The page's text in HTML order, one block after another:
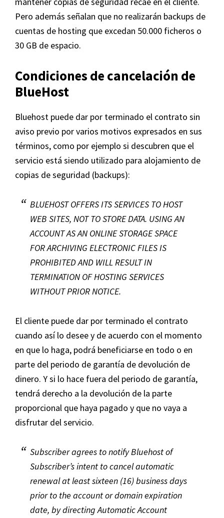
Pero además señalan que no realizarán backups de
cuentas de hosting que excedan 50.000 ficheros o
30 GB de espacio.
Condiciones de cancelación de
BlueHost
Bluehost puede dar por terminado el contrato sin
aviso previo por varios motivos expresados en sus
términos, como por ejemplo si descubren que el
servicio está siendo utilizado para alojamiento de
copias de seguridad (backups):
BLUEHOST OFFERS ITS SERVICES TO HOST
WEB SITES, NOT TO STORE DATA. USING AN
ACCOUNT AS AN ONLINE STORAGE SPACE
FOR ARCHIVING ELECTRONIC FILES IS
PROHIBITED AND WILL RESULT IN
TERMINATION OF HOSTING SERVICES
WITHOUT PRIOR NOTICE.
El cliente puede dar por terminado el contrato
cuando así lo desee y de acuerdo con el momento
en que lo haga, podrá beneficiarse en todo o en
parte del periodo de garantía de devolución de
dinero. Y si lo hace fuera del periodo de garantía,
tendrá derecho a la devolución de la parte
proporcional que haya pagado y que no vaya a
disfrutar del servicio.
Subscriber agrees to notify Bluehost of
Subscriber’s intent to cancel automatic
renewal at least sixteen (16) business days
prior to the account or domain expiration
date, by directing Automatic Account